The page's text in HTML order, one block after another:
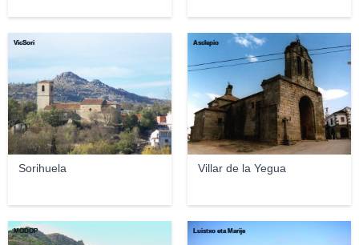
Sorihuela
VicSori
Villar de la Yegua
Asclepio
MODOP Luistxo eta Marije